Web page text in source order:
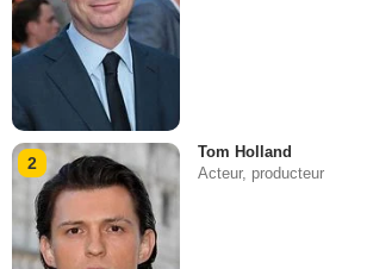
2
Tom Holland
Acteur, producteur